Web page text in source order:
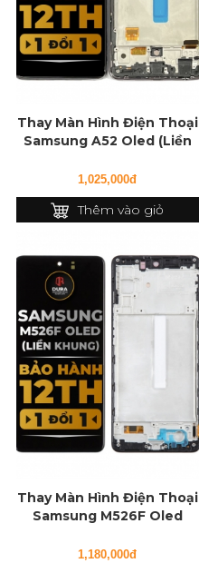
Thay Màn Hình Điện Thoại
Samsung A52 Oled (Liền
1,025,000đ
Thêm vào giỏ
Thay Màn Hình Điện Thoại
Samsung M526F Oled
1,180,000đ